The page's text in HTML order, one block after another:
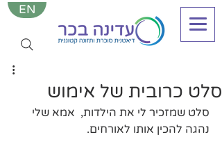
EN
סלט כרובית של אימוש
סלט שמזכיר לי את הילדות,  אמא שלי
נהגה להכין אותו לאורחים.